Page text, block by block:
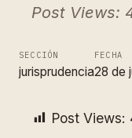
Post Views:
SECCIÓN
jurisprudencia
FECHA
28 de
Post Views: